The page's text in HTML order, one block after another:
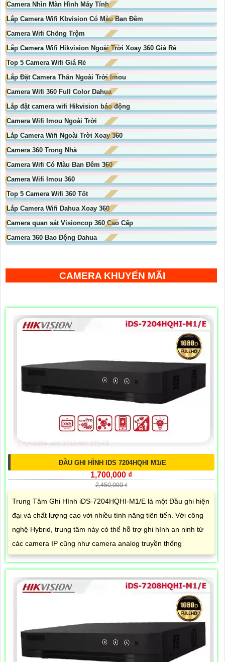
Camera Nhìn Màn Hình Máy Tính
Lắp Camera Wifi Kbvision Có Màu Ban Đêm
Camera Wifi Chống Trộm
Lắp Camera Wifi Hikvision Ngoài Trời Xoay 360 Giá Rẻ
Top 5 Camera Wifi Giá Rẻ
Lắp Đặt Camera Thân Ngoài Trời Imou
Camera Wifi 360 Full Color Dahua
Lắp đặt camera wifi Hikvision báo động
Camera Wifi Imou Ngoài Trời
Lắp Camera Wifi Ngoài Trời Xoay 360
Camera 360 Trong Nhà
Camera Wifi Có Màu Ban Đêm 360
Camera Wifi Imou 360
Top 5 Camera Wifi 360 Tốt
Lắp Camera Wifi Dahua Xoay 360
Camera quan sát Visioncop 360 Cao Cấp
Camera 360 Bao Động Dahua
CAMERA KHUYẾN MÃI
ĐẦU GHI HÌNH IDS 7204HQHI M1/E
1,700,000 ₫
2,450,000 ₫
Trung Tâm Ghi Hình iDS-7204HQHI-M1/E là một Đầu ghi hiện
đại và chất lượng cao với nhiều tính năng tiên tiến. Với công
nghệ Hybrid, trung tâm này có thể hỗ trợ ghi hình an ninh từ
các camera IP cũng như camera analog truyền thống